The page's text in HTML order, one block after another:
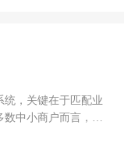
统，关键在于‌匹配业
数中小商户而言，优